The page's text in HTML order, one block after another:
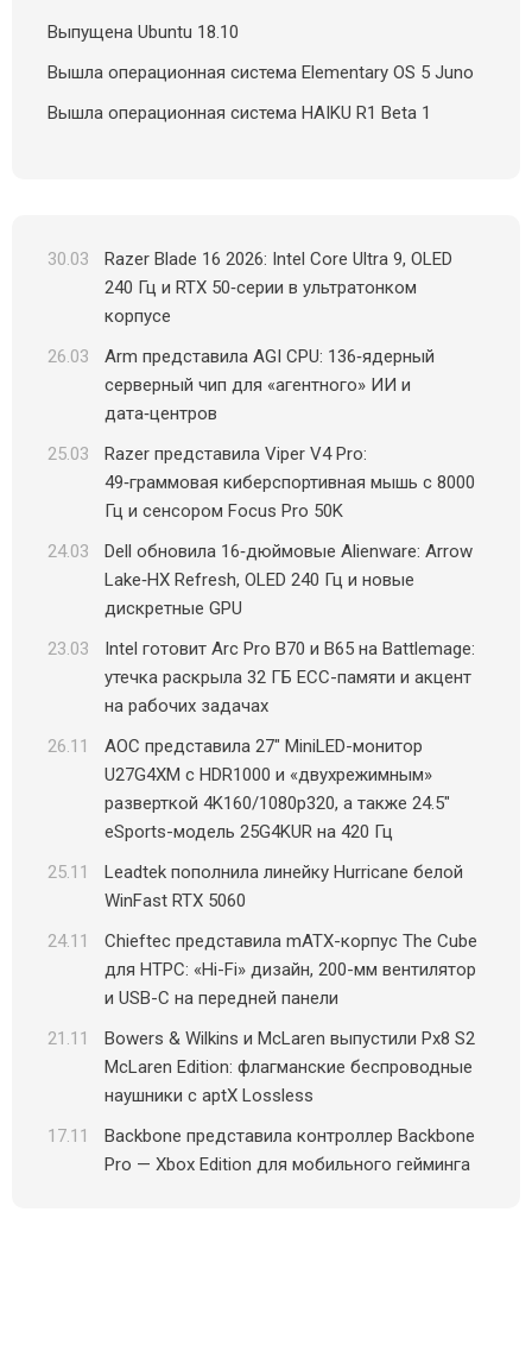
Выпущена Ubuntu 18.10
Вышла операционная система Elementary OS 5 Juno
Вышла операционная система HAIKU R1 Beta 1
30.03
Razer Blade 16 2026: Intel Core Ultra 9, OLED
240 Гц и RTX 50‑серии в ультратонком
корпусе
26.03
Arm представила AGI CPU: 136‑ядерный
серверный чип для «агентного» ИИ и
дата‑центров
25.03
Razer представила Viper V4 Pro:
49‑граммовая киберспортивная мышь с 8000
Гц и сенсором Focus Pro 50K
24.03
Dell обновила 16‑дюймовые Alienware: Arrow
Lake‑HX Refresh, OLED 240 Гц и новые
дискретные GPU
23.03
Intel готовит Arc Pro B70 и B65 на Battlemage:
утечка раскрыла 32 ГБ ECC-памяти и акцент
на рабочих задачах
26.11
AOC представила 27″ MiniLED-монитор
U27G4XM с HDR1000 и «двухрежимным»
разверткой 4K160/1080p320, а также 24.5″
eSports-модель 25G4KUR на 420 Гц
25.11
Leadtek пополнила линейку Hurricane белой
WinFast RTX 5060
24.11
Chieftec представила mATX-корпус The Cube
для HTPC: «Hi-Fi» дизайн, 200-мм вентилятор
и USB-C на передней панели
21.11
Bowers & Wilkins и McLaren выпустили Px8 S2
McLaren Edition: флагманские беспроводные
наушники с aptX Lossless
17.11
Backbone представила контроллер Backbone
Pro — Xbox Edition для мобильного гейминга